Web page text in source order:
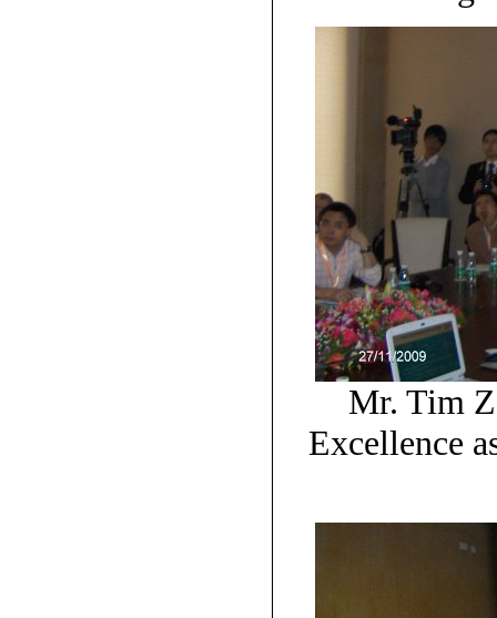
Mr. Tim
Excellence